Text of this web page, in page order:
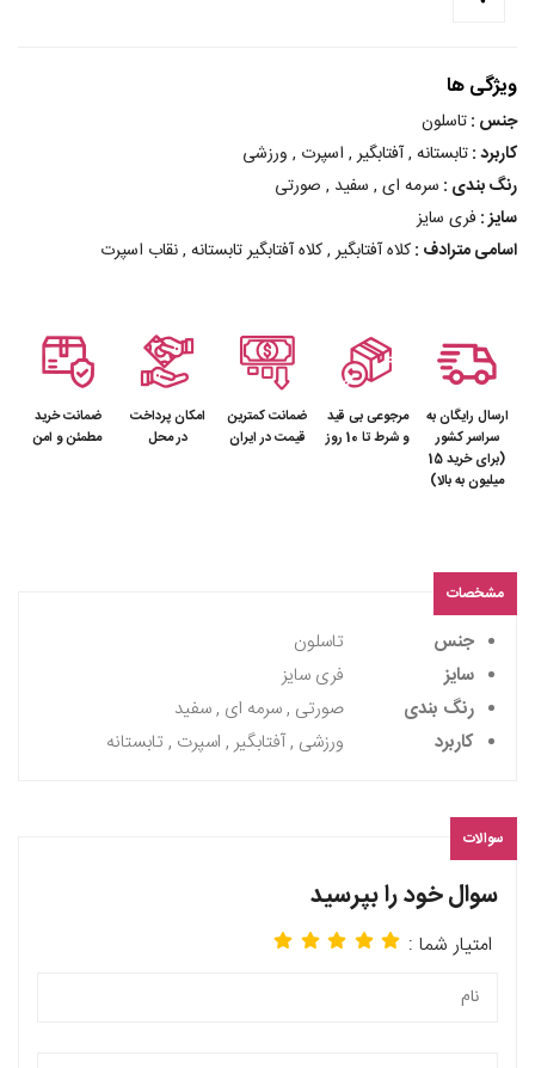
ویژگی ها
جنس :تاسلون
کاربرد :تابستانه , آفتابگیر , اسپرت , ورزشی
رنگ بندی : سرمه ای , سفید , صورتی
سایز : فری سایز
اسامی مترادف :کلاه آفتابگیر , کلاه آفتابگیر تابستانه , نقاب اسپرت
ارسال رایگان به
سراسر کشور
(برای خرید 15
میلیون به بالا)
مرجوعی بی قید
و شرط تا 10 روز
ضمانت کمترین
قیمت در ایران
امکان پرداخت
در محل
ضمانت خرید
مطمئن و امن
مشخصات
جنس
تاسلون
سایز
فری سایز
رنگ بندی
صورتی , سرمه ای , سفید
کاربرد
ورزشی , آفتابگیر , اسپرت , تابستانه
سوالات
سوال خود را بپرسید
امتیار شما :